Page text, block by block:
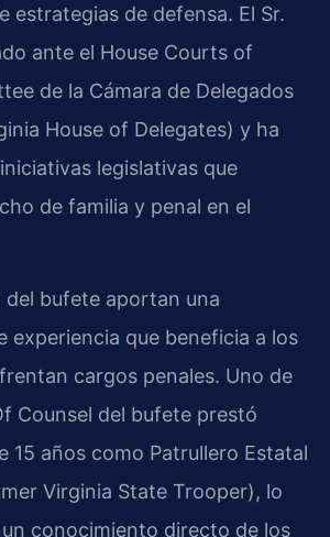
estrategias de defensa. El Sr.
ante el House Courts of
de la Cámara de Delegados
House of Delegates) y ha
legislativas que
de familia y penal en el
del bufete aportan una
experiencia que beneficia a los
cargos penales. Uno de
Counsel del bufete prestó
15 años como Patrullero Estatal
Virginia State Trooper), lo
conocimiento directo de los